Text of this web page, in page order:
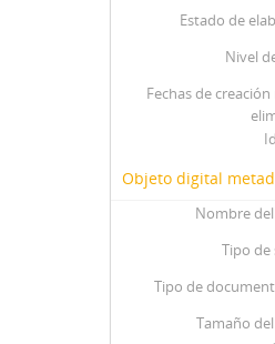
Estado de
Nivel
Fechas de
Objeto digital
Nombre
Tipo
Tipo de
Tamaño